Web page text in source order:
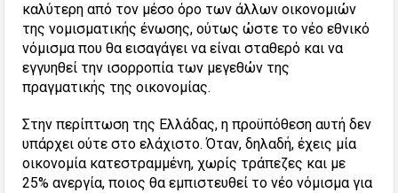
καλύτερη από τον μέσο όρο των άλλων οικονομιών
της νομισματικής ένωσης, ούτως ώστε το νέο εθνικό
νόμισμα που θα εισαγάγει να είναι σταθερό και να
εγγυηθεί την ισορροπία των μεγεθών της
πραγματικής της οικονομίας.
Στην περίπτωση της Ελλάδας, η προϋπόθεση αυτή δεν
υπάρχει ούτε στο ελάχιστο. Όταν, δηλαδή, έχεις μία
οικονομία κατεστραμμένη, χωρίς τράπεζες και με
25% ανεργία, ποιος θα εμπιστευθεί το νέο νόμισμα για